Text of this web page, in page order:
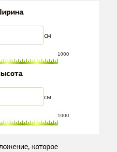
см
1000
см
1000
которое